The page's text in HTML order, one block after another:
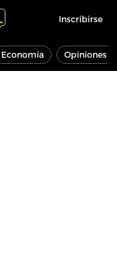
Inscribirse
Economía Opiniones